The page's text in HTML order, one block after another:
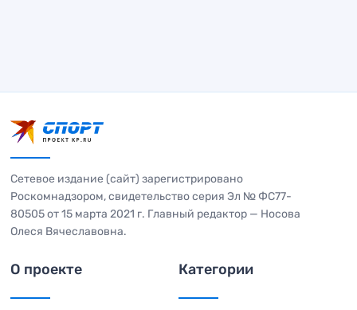
Сетевое издание (сайт) зарегистрировано
Роскомнадзором, свидетельство серия Эл № ФС77-
80505 от 15 марта 2021 г. Главный редактор — Носова
Олеся Вячеславовна.
О проекте Категории